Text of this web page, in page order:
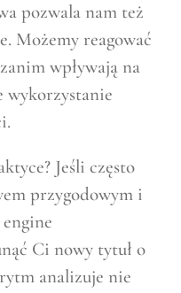
pozwala nam też
Możemy reagować
wpływają na
wykorzystanie
Jeśli często
przygodowym i
Ci nowy tytuł o
analizuje nie